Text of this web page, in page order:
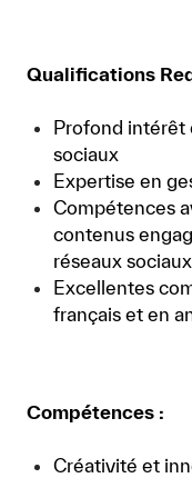
Qualifications
Profond intérêt
sociaux
Expertise en
Compétences
contenus
réseaux sociaux
Excellentes
français et en
Compétences :
Créativité et